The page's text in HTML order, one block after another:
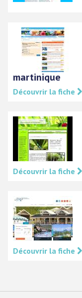
martinique
Découvrir la fiche
Découvrir la fiche
Découvrir la fiche